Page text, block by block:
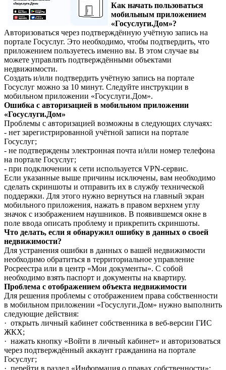
Как начать пользоваться
мобильным приложением
«Госуслуги.Дом»?
Авторизоваться через подтверждённую учётную запись на
портале Госуслуг. Это необходимо, чтобы подтвердить, что
приложением пользуетесь именно вы. В этом случае вы
можете управлять подтверждёнными объектами
недвижимости.
Создать и/или подтвердить учётную запись на портале
Госуслуг можно за 10 минут. Следуйте инструкции в
мобильном приложении «Госуслуги.Дом».
Ошибка с авторизацией в мобильном приложении
«Госуслуги.Дом»
Проблемы с авторизацией возможны в следующих случаях:
- нет зарегистрированной учётной записи на портале
Госуслуг;
- не подтверждены электронная почта и/или номер телефона
на портале Госуслуг;
- при подключении к сети используется VPN-сервис.
Если указанные выше причины исключены, вам необходимо
сделать скриншоты и отправить их в службу технической
поддержки. Для этого нужно вернуться на главный экран
мобильного приложения, нажать в правом верхнем углу
значок с изображением наушников. В появившемся окне в
поле ввода описать проблему и прикрепить скриншоты.
Что делать, если я обнаружил ошибку в данных о своей
недвижимости?
Для устранения ошибки в данных о вашей недвижимости
необходимо обратиться в территориальное управление
Росреестра или в центр «Мои документы». С собой
необходимо взять паспорт и документы на квартиру.
Проблема с отображением объекта недвижимости
Для решения проблемы с отображением права собственности
в мобильном приложении «Госуслуги.Дом» нужно выполнить
следующие действия:
· открыть личный кабинет собственника в веб-версии ГИС
ЖКХ;
· нажать кнопку «Войти в личный кабинет» и авторизоваться
через подтверждённый аккаунт гражданина на портале
Госуслуг;
· перейти в раздел «Информация о правах собственности»;